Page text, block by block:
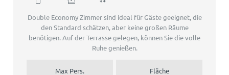
Double Economy Zimmer sind ideal für Gäste geeignet, die
den Standard schätzen, aber keine großen Räume
benötigen. Auf der Terrasse gelegen, können Sie die volle
Ruhe genießen.
Max Pers. Fläche